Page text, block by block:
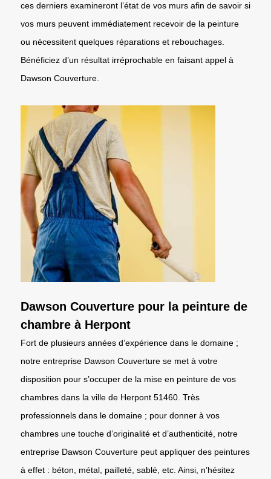
ces derniers examineront l’état de vos murs afin de savoir si
vos murs peuvent immédiatement recevoir de la peinture
ou nécessitent quelques réparations et rebouchages.
Bénéficiez d’un résultat irréprochable en faisant appel à
Dawson Couverture.
Dawson Couverture pour la peinture de
chambre à Herpont
Fort de plusieurs années d’expérience dans le domaine ;
notre entreprise Dawson Couverture se met à votre
disposition pour s’occuper de la mise en peinture de vos
chambres dans la ville de Herpont 51460. Très
professionnels dans le domaine ; pour donner à vos
chambres une touche d’originalité et d’authenticité, notre
entreprise Dawson Couverture peut appliquer des peintures
à effet : béton, métal, pailleté, sablé, etc. Ainsi, n’hésitez